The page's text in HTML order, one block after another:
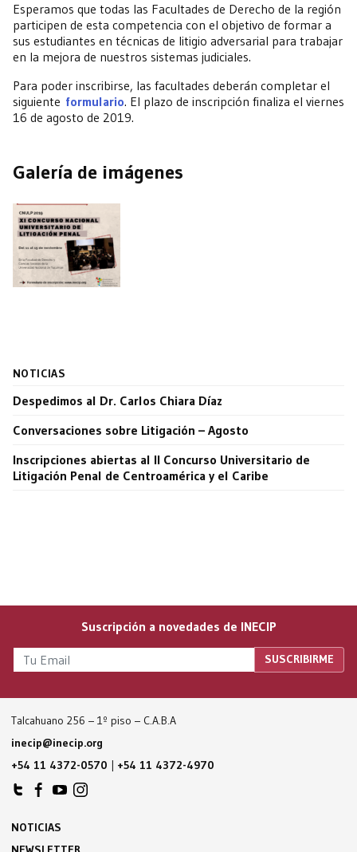
Esperamos que todas las Facultades de Derecho de la región
participen de esta competencia con el objetivo de formar a
sus estudiantes en técnicas de litigio adversarial para trabajar
en la mejora de nuestros sistemas judiciales.
Para poder inscribirse, las facultades deberán completar el
siguiente formulario. El plazo de inscripción finaliza el viernes
16 de agosto de 2019.
Galería de imágenes
NOTICIAS
Despedimos al Dr. Carlos Chiara Díaz
Conversaciones sobre Litigación – Agosto
Inscripciones abiertas al II Concurso Universitario de
Litigación Penal de Centroamérica y el Caribe
Suscripción a novedades de INECIP
Talcahuano 256 – 1º piso – C.A.B.A
inecip@inecip.org
+54 11 4372-0570 | +54 11 4372-4970
NOTICIAS